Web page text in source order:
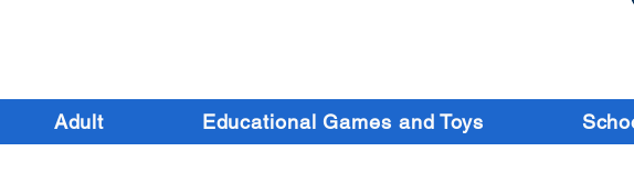
Adult Educational Games and Toys